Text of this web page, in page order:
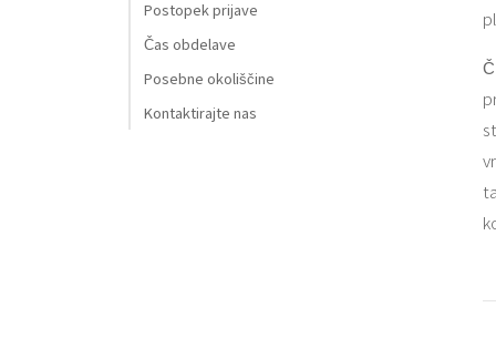
Postopek prijave
Čas obdelave
Posebne okoliščine
Kontaktirajte nas